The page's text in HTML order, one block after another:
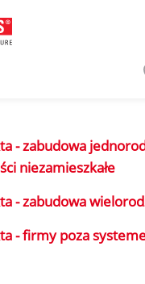
- zabudowa
niezamieszkałe
- zabudowa
- firmy poza